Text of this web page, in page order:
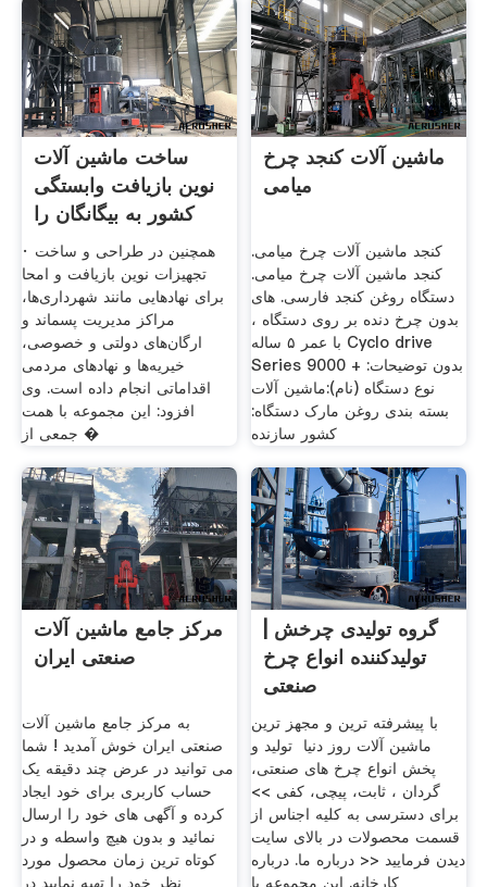
ساخت ماشین‌ آلات
نوین بازیافت وابستگی
کشور به بیگانگان را
· همچنین در طراحی و ساخت
تجهیزات نوین بازیافت و امحا
برای نهادهایی مانند شهرداری‌ها،
مراکز مدیریت پسماند و
ارگان‌های دولتی و خصوصی،
خیریه‌ها و نهادهای مردمی
اقداماتی انجام داده است. وی
افزود: این مجموعه با همت
جمعی از �
ماشین آلات کنجد چرخ
میامی
کنجد ماشین آلات چرخ میامی.
کنجد ماشین آلات چرخ میامی.
دستگاه روغن کنجد فارسی. های
بدون چرخ دنده بر روی دستگاه ،
با عمر ۵ ساله Cyclo drive
Series 9000 + بدون توضیحات:
نوع دستگاه (نام):ماشین آلات
بسته بندی روغن مارک دستگاه:
کشور سازنده
مرکز جامع ماشین آلات
صنعتی ایران
به مرکز جامع ماشین آلات
صنعتی ایران خوش آمدید ! شما
می توانید در عرض چند دقیقه یک
حساب کاربری برای خود ایجاد
کرده و آگهی های خود را ارسال
نمائید و بدون هیچ واسطه و در
کوتاه ترین زمان محصول مورد
گروه تولیدی چرخش |
تولیدکننده انواع چرخ
صنعتی
با پیشرفته ترین و مجهز ترین
ماشین آلات روز دنیا تولید و
پخش انواع چرخ های صنعتی،
گردان ، ثابت، پیچی، کفی >>
برای دسترسی به کلیه اجناس از
قسمت محصولات در بالای سایت
دیدن فرمایید << درباره ما. درباره